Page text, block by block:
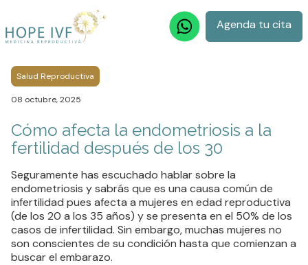
Agenda tu cita
Salud Reproductiva
08 octubre, 2025
Cómo afecta la endometriosis a la
fertilidad después de los 30
Seguramente has escuchado hablar sobre la
endometriosis y sabrás que es una causa común de
infertilidad pues afecta a mujeres en edad reproductiva
(de los 20 a los 35 años) y se presenta en el 50% de los
casos de infertilidad. Sin embargo, muchas mujeres no
son conscientes de su condición hasta que comienzan a
buscar el embarazo.